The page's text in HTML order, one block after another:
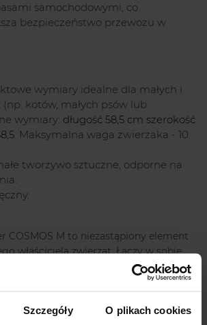
Szczegóły O plikach cookies
samochodowymi, co
bezpieczeństwo przewozu w
wymiary idealne dla małych i
kotów, małych psów lub
wymiary: długość 58,5 cm szerokość
. Maksymalna waga zwierzaka - 10
tworzywo sztuczne, odporne na
COSMOS M to niezastąpiony element
właściciela zwierząt. Łączy w sobie
i estetykę, co czyni go
na każdą okazję. Dzięki niemu Twój
Ty zyskasz spokój i wygodę.